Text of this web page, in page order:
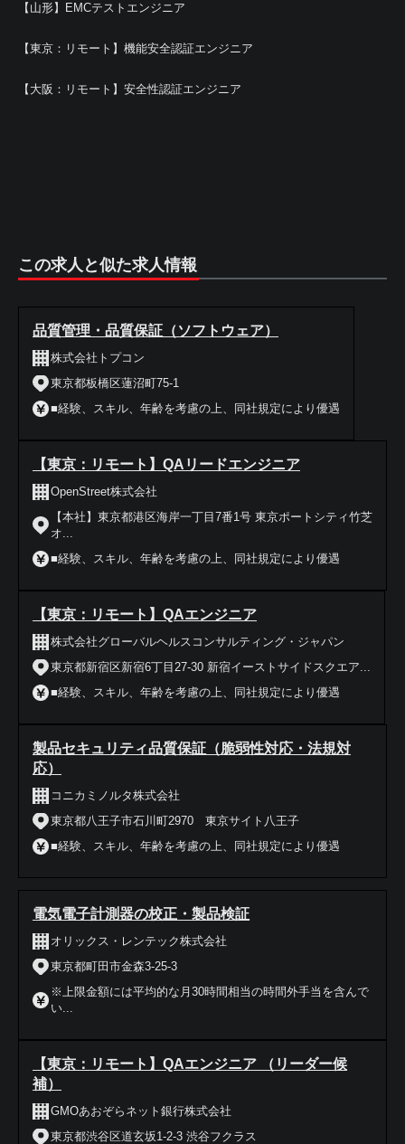
【山形】EMCテストエンジニア
【東京：リモート】機能安全認証エンジニア
【大阪：リモート】安全性認証エンジニア
この求人と似た求人情報
品質管理・品質保証（ソフトウェア）
株式会社トプコン
東京都板橋区蓮沼町75-1
■経験、スキル、年齢を考慮の上、同社規定により優遇
【東京：リモート】QAリードエンジニア
OpenStreet株式会社
【本社】東京都港区海岸一丁目7番1号 東京ポートシティ竹芝
オ...
■経験、スキル、年齢を考慮の上、同社規定により優遇
【東京：リモート】QAエンジニア
株式会社グローバルヘルスコンサルティング・ジャパン
東京都新宿区新宿6丁目27-30 新宿イーストサイドスクエア...
■経験、スキル、年齢を考慮の上、同社規定により優遇
製品セキュリティ品質保証（脆弱性対応・法規対
応）
コニカミノルタ株式会社
東京都八王子市石川町2970 東京サイト八王子
■経験、スキル、年齢を考慮の上、同社規定により優遇
電気電子計測器の校正・製品検証
オリックス・レンテック株式会社
東京都町田市金森3-25-3
※上限金額には平均的な月30時間相当の時間外手当を含んで
い...
【東京：リモート】QAエンジニア （リーダー候
補）
GMOあおぞらネット銀行株式会社
東京都渋谷区道玄坂1-2-3 渋谷フクラス